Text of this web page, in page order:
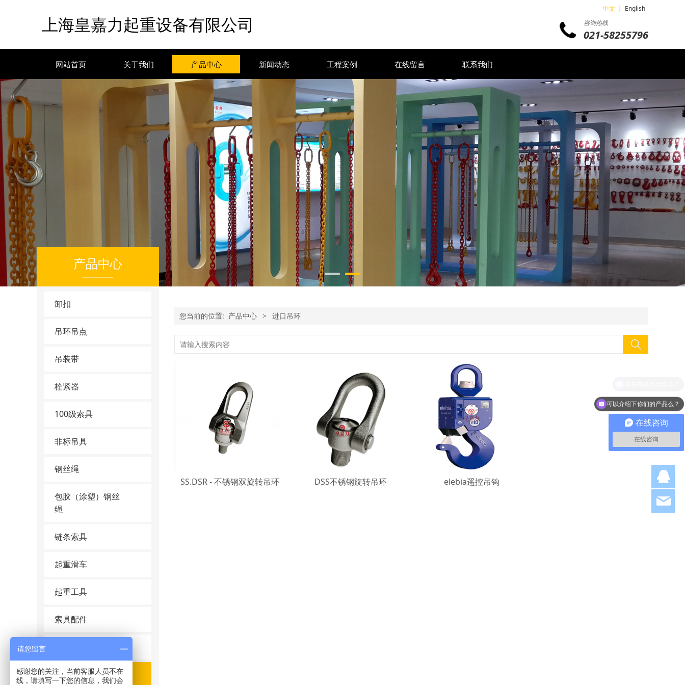
上海皇嘉力起重设备有限公司
中文 | English
咨询热线
021-58255796
网站首页 关于我们 产品中心 新闻动态 工程案例 在线留言 联系我们
产品中心
卸扣
吊环吊点
吊装带
栓紧器
100级索具
非标吊具
钢丝绳
包胶（涂塑）钢丝
绳
链条索具
起重滑车
起重工具
索具配件
进口吊环
您当前的位置: 产品中心 > 进口吊环
SS.DSR - 不锈钢双旋转吊环 DSS不锈钢旋转吊环 elebia遥控吊钩
在线咨询
在线咨询
可以介绍下你们的产品么？
请您留言
感谢您的关注，当前客服人员不在
线，请填写一下您的信息，我们会